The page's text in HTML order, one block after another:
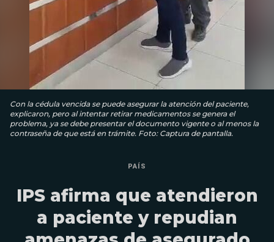
Con la cédula vencida se puede asegurar la atención del paciente,
explicaron, pero al intentar retirar medicamentos se genera el
problema, ya se debe presentar el documento vigente o al menos la
contraseña de que está en trámite. Foto: Captura de pantalla.
PAÍS
IPS afirma que atendieron
a paciente y repudian